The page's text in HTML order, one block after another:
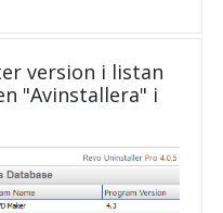
version i listan
"Avinstallera" i